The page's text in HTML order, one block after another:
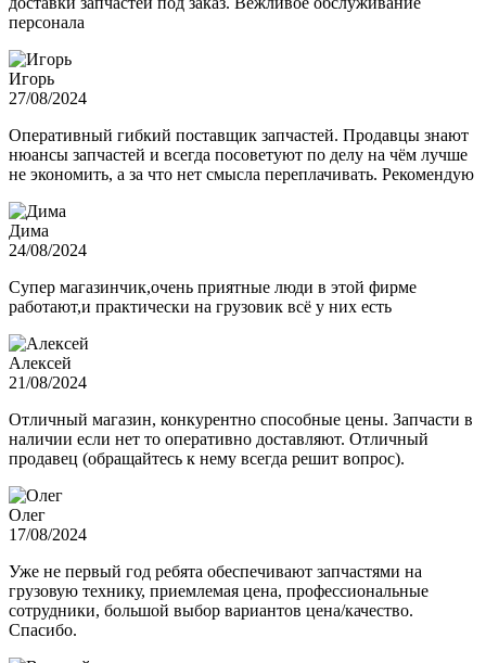
персонала
Игорь
27/08/2024
Оперативный гибкий поставщик запчастей. Продавцы знают
нюансы запчастей и всегда посоветуют по делу на чём лучше
не экономить, а за что нет смысла переплачивать. Рекомендую
Дима
24/08/2024
Супер магазинчик,очень приятные люди в этой фирме
работают,и практически на грузовик всё у них есть
Алексей
21/08/2024
Отличный магазин, конкурентно способные цены. Запчасти в
наличии если нет то оперативно доставляют. Отличный
продавец (обращайтесь к нему всегда решит вопрос).
Олег
17/08/2024
Уже не первый год ребята обеспечивают запчастями на
грузовую технику, приемлемая цена, профессиональные
сотрудники, большой выбор вариантов цена/качество.
Спасибо.